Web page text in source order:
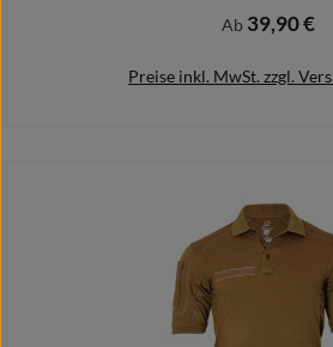
Regulärer Preis:
Ab 39,90 €
Preise inkl. MwSt. zzgl.